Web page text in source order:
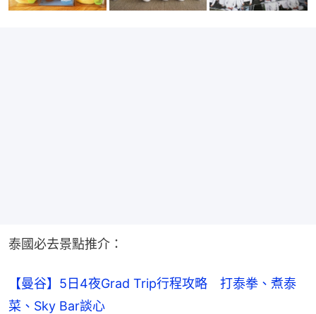
泰國必去景點推介：
【曼谷】5日4夜Grad Trip行程攻略　打泰拳、煮泰
菜、Sky Bar談心